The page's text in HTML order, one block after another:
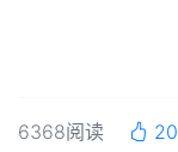
6368阅读 20